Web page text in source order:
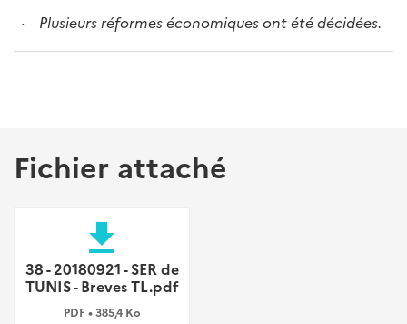
· Plusieurs réformes économiques ont été décidées.
Fichier attaché
file_download
38 - 20180921 - SER de
TUNIS - Breves TL.pdf
PDF • 385,4 Ko